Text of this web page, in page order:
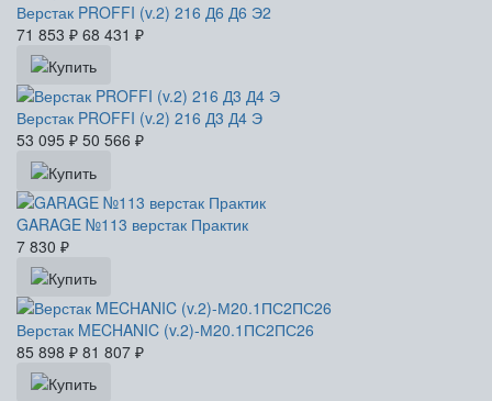
Верстак PROFFI (v.2) 216 Д6 Д6 Э2
71 853 ₽ 68 431 ₽
Верстак PROFFI (v.2) 216 Д3 Д4 Э
53 095 ₽ 50 566 ₽
GARAGE №113 верстак Практик
7 830 ₽
Верстак MECHANIC (v.2)-М20.1ПС2ПС26
85 898 ₽ 81 807 ₽